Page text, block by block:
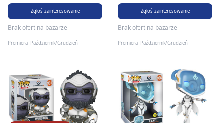
Zgłoś zainteresowanie
Brak ofert na bazarze
Premiera: Październik/Grudzień
Zgłoś zainteresowanie
Brak ofert na bazarze
Premiera: Październik/Grudzień